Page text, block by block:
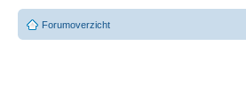
Forumoverzicht